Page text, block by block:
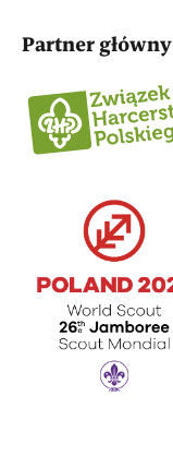
Partner główny